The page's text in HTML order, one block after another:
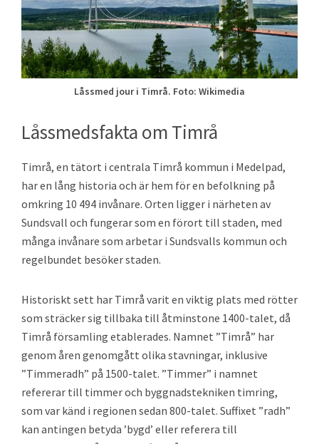
Låssmed jour i Timrå. Foto: Wikimedia
Låssmedsfakta om Timrå
Timrå, en tätort i centrala Timrå kommun i Medelpad,
har en lång historia och är hem för en befolkning på
omkring 10 494 invånare. Orten ligger i närheten av
Sundsvall och fungerar som en förort till staden, med
många invånare som arbetar i Sundsvalls kommun och
regelbundet besöker staden.
Historiskt sett har Timrå varit en viktig plats med rötter
som sträcker sig tillbaka till åtminstone 1400-talet, då
Timrå församling etablerades. Namnet ”Timrå” har
genom åren genomgått olika stavningar, inklusive
”Timmeradh” på 1500-talet. ”Timmer” i namnet
refererar till timmer och byggnadstekniken timring,
som var känd i regionen sedan 800-talet. Suffixet ”radh”
kan antingen betyda ’bygd’ eller referera till